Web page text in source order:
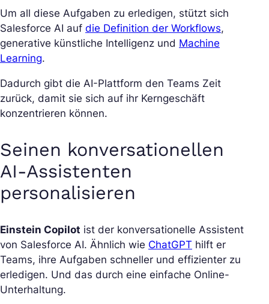
Um all diese Aufgaben zu erledigen, stützt sich
Salesforce AI auf die Definition der Workflows,
generative künstliche Intelligenz und Machine
Learning.
Dadurch gibt die AI-Plattform den Teams Zeit
zurück, damit sie sich auf ihr Kerngeschäft
konzentrieren können.
Seinen konversationellen
AI-Assistenten
personalisieren
Einstein Copilot ist der konversationelle Assistent
von Salesforce AI. Ähnlich wie ChatGPT hilft er
Teams, ihre Aufgaben schneller und effizienter zu
erledigen. Und das durch eine einfache Online-
Unterhaltung.